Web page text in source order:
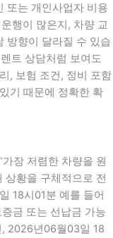
또는 개인사업자 비용
행이 많은지, 차량 교
방향이 달라질 수 있습
트 상담처럼 보여도
, 보험 조건, 정비 포함
기 때문에 정확한 확
장 저렴한 차량을 원
상황을 구체적으로 전
18시01분 예를 들어
금 또는 선납금 가능
2026년06월03일 18